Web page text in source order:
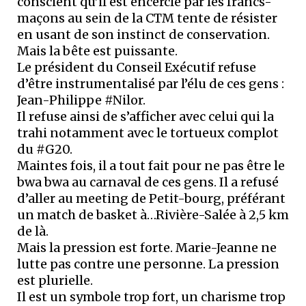
maçons au sein de la CTM tente de résister
en usant de son instinct de conservation.
Mais la bête est puissante.
Le président du Conseil Exécutif refuse
d’être instrumentalisé par l’élu de ces gens :
Jean-Philippe #Nilor.
Il refuse ainsi de s’afficher avec celui qui la
trahi notamment avec le tortueux complot
du #G20.
Maintes fois, il a tout fait pour ne pas être le
bwa bwa au carnaval de ces gens. Il a refusé
d’aller au meeting de Petit-bourg, préférant
un match de basket à…Rivière-Salée à 2,5 km
de là.
Mais la pression est forte. Marie-Jeanne ne
lutte pas contre une personne. La pression
est plurielle.
Il est un symbole trop fort, un charisme trop